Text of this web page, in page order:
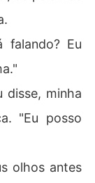
falando? Eu
disse, minha
"Eu posso
olhos antes